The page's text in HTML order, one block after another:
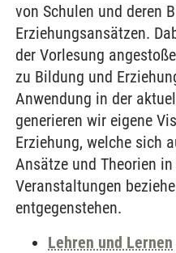
von Schulen und deren
Erziehungsansätzen.
der Vorlesung
zu Bildung und
Anwendung in der
generieren wir eigene
Erziehung, welche sich
Ansätze und Theorien
Veranstaltungen
entgegenstehen.
Lehren und Lernen